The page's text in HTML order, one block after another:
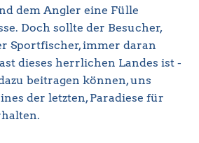
dem Angler eine Fülle
Doch sollte der Besucher,
Sportfischer, immer daran
dieses herrlichen Landes ist -
beitragen können, uns
der letzten, Paradiese für